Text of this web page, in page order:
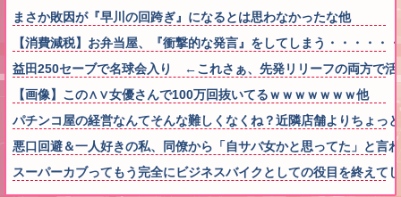
まさか敗因が『早川の回跨ぎ』になるとは思わなかったな他
【消費減税】お弁当屋、『衝撃的な発言』をしてしまう・・・・・
益田250セーブで名球会入り ←これさぁ、先発リリーフの両方で活
【画像】この∧∨女優さんで100万回抜いてるｗｗｗｗｗｗｗ他
パチンコ屋の経営なんてそんな難しくなくね？近隣店舗よりちょっ
悪口回避＆一人好きの私、同僚から「自サバ女かと思ってた」と
スーパーカブってもう完全にビジネスバイクとしての役目を終えて